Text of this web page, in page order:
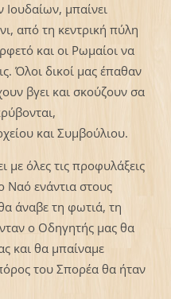
μπαίνει
από τη κεντρική πύλη
και οι Ρωμαίοι να
Όλοι δικοί μας έπαθαν
βγει και σκούζουν σα
και Συμβούλιου.
με όλες τις προφυλάξεις
Ναό ενάντια στους
άναβε τη φωτιά, τη
ο Οδηγητής μας θα
και θα μπαίναμε
του Σπορέα θα ήταν